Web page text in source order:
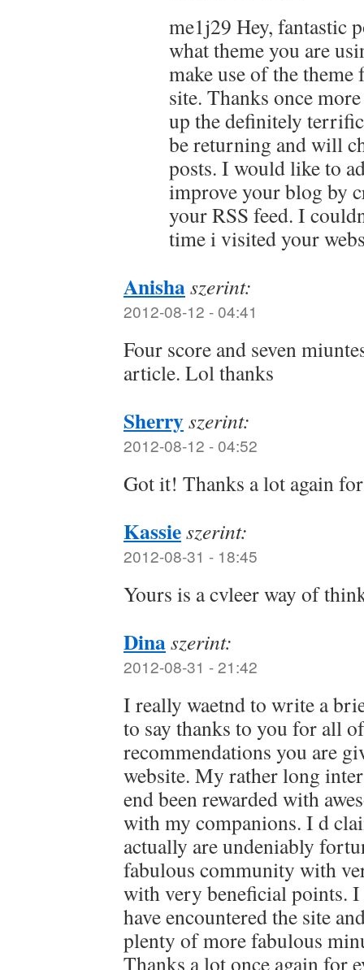
me1j29 Hey, fantastic
what theme you are
make use of the
site. Thanks once
up the definitely
be returning and will
posts. I would like to
improve your blog by
your RSS feed. I
time i visited your
Anishaszerint:
2012-08-12 - 04:41
Four score and seven
article. Lol thanks
Sherryszerint:
2012-08-12 - 04:52
Got it! Thanks a lot again
Kassieszerint:
2012-08-31 - 18:45
Yours is a cvleer way of
Dinaszerint:
2012-08-31 - 21:42
I really waetnd to write a
to say thanks to you for all
recommendations you are
website. My rather long
end been rewarded with
with my companions. I d
actually are undeniably
fabulous community with
with very beneficial points.
have encountered the site
plenty of more fabulous
Thanks a lot once again for